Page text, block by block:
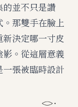
的並不只是讚
那雙手在臉上
決定哪一寸皮
。從這層意義
張被臨時設計